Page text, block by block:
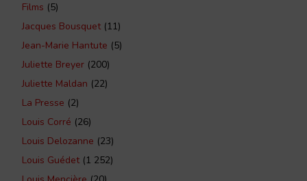
Films (5)
Jacques Bousquet(11)
Jean-Marie Hantute (5)
Juliette Breyer (200)
Juliette Maldan (22)
La Presse (2)
Louis Corré (26)
Louis Delozanne (23)
Louis Guédet(1 252)